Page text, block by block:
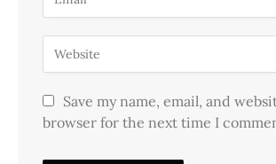
Save my name, email, and
browser for the next time I